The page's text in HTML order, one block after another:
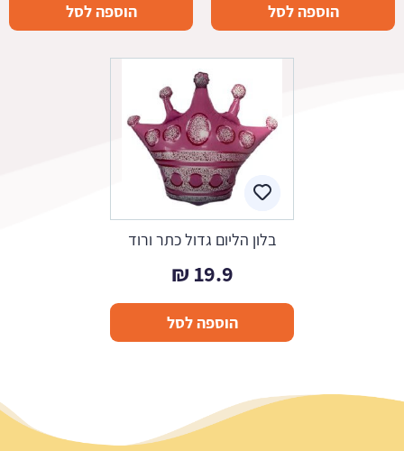
הוספה לסל הוספה לסל
בלון הליום גדול כתר ורוד
19.9
₪
הוספה לסל